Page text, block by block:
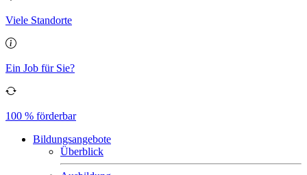
Viele Standorte
Ein Job für Sie?
100 % förderbar
Bildungsangebote
Überblick